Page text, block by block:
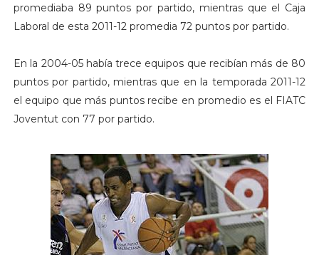
promediaba 89 puntos por partido, mientras que el Caja
Laboral de esta 2011-12 promedia 72 puntos por partido.
En la 2004-05 había trece equipos que recibían más de 80
puntos por partido, mientras que en la temporada 2011-12
el equipo que más puntos recibe en promedio es el FIATC
Joventut con 77 por partido.